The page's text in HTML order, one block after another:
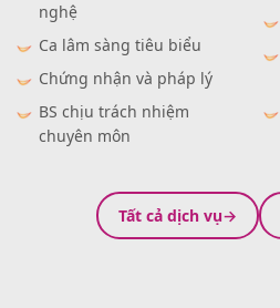
nghệ
Ca lâm sàng tiêu biểu
Chứng nhận và pháp lý
BS chịu trách nhiệm
chuyên môn
Tất cả dịch vụ